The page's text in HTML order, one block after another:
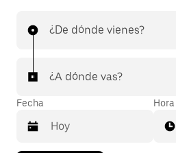
¿De dónde vienes?
¿A dónde vas?
Fecha Hora